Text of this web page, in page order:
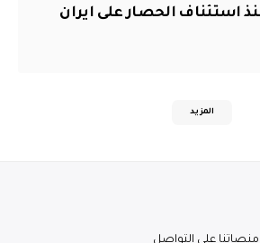
استئناف الحصار على ايران
المزيد
على التواصل